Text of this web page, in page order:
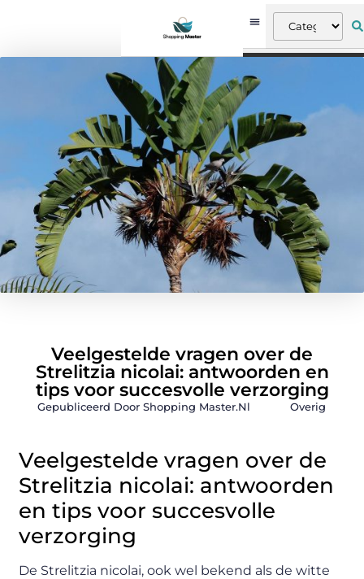
Veelgestelde vragen over de
Strelitzia nicolai: antwoorden en
tips voor succesvolle verzorging
Gepubliceerd Door Shopping Master.nl Overig
Veelgestelde vragen over de
Strelitzia nicolai: antwoorden
en tips voor succesvolle
verzorging
De Strelitzia nicolai, ook wel bekend als de witte